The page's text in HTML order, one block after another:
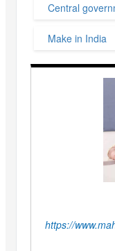
Central
Make in India
https://